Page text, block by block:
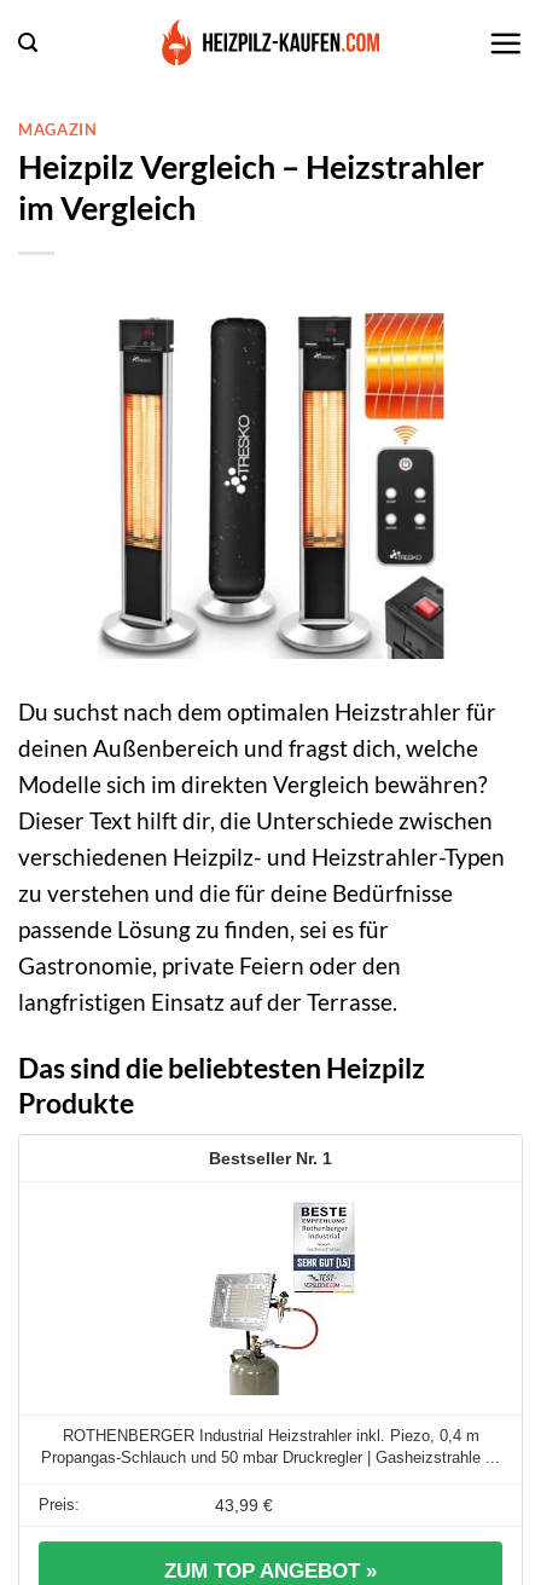
Inhalt
MAGAZIN
Heizpilz Vergleich – Heizstrahler
im Vergleich
Du suchst nach dem optimalen Heizstrahler für
deinen Außenbereich und fragst dich, welche
Modelle sich im direkten Vergleich bewähren?
Dieser Text hilft dir, die Unterschiede zwischen
verschiedenen Heizpilz- und Heizstrahler-Typen
zu verstehen und die für deine Bedürfnisse
passende Lösung zu finden, sei es für
Gastronomie, private Feiern oder den
langfristigen Einsatz auf der Terrasse.
Das sind die beliebtesten Heizpilz
Produkte
1
ROTHENBERGER Industrial Heizstrahler inkl. Piezo, 0,4 m
Propangas-Schlauch und 50 mbar Druckregler | Gasheizstrahle ...
43,99 €
ZUM TOP ANGEBOT »